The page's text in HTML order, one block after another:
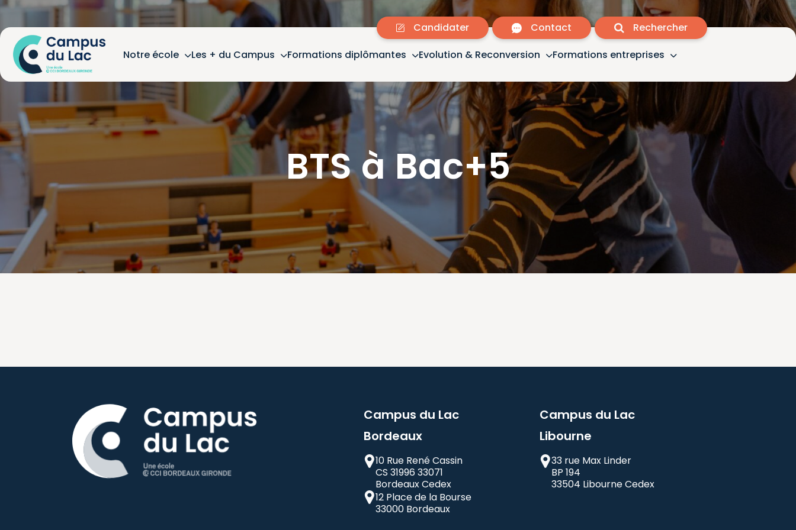
Candidater Contact
Rechercher
Notre école
Les + du Campus Formations diplômantes Evolution & Reconversion Formations entreprises
BTS à Bac+5
Campus du Lac
Bordeaux
10 Rue René Cassin
CS 31996 33071
Bordeaux Cedex
12 Place de la Bourse
33000 Bordeaux
Campus du Lac
Libourne
33 rue Max Linder
BP 194
33504 Libourne Cedex